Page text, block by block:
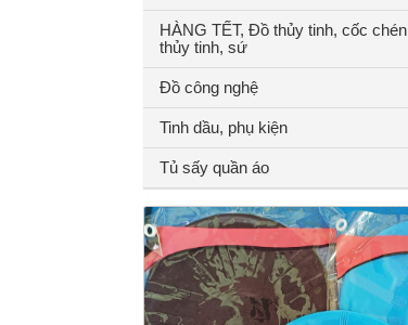
HÀNG TẾT, Đồ thủy tinh, cốc chén
thủy tinh, sứ
Đồ công nghệ
Tinh dầu, phụ kiện
Tủ sấy quần áo